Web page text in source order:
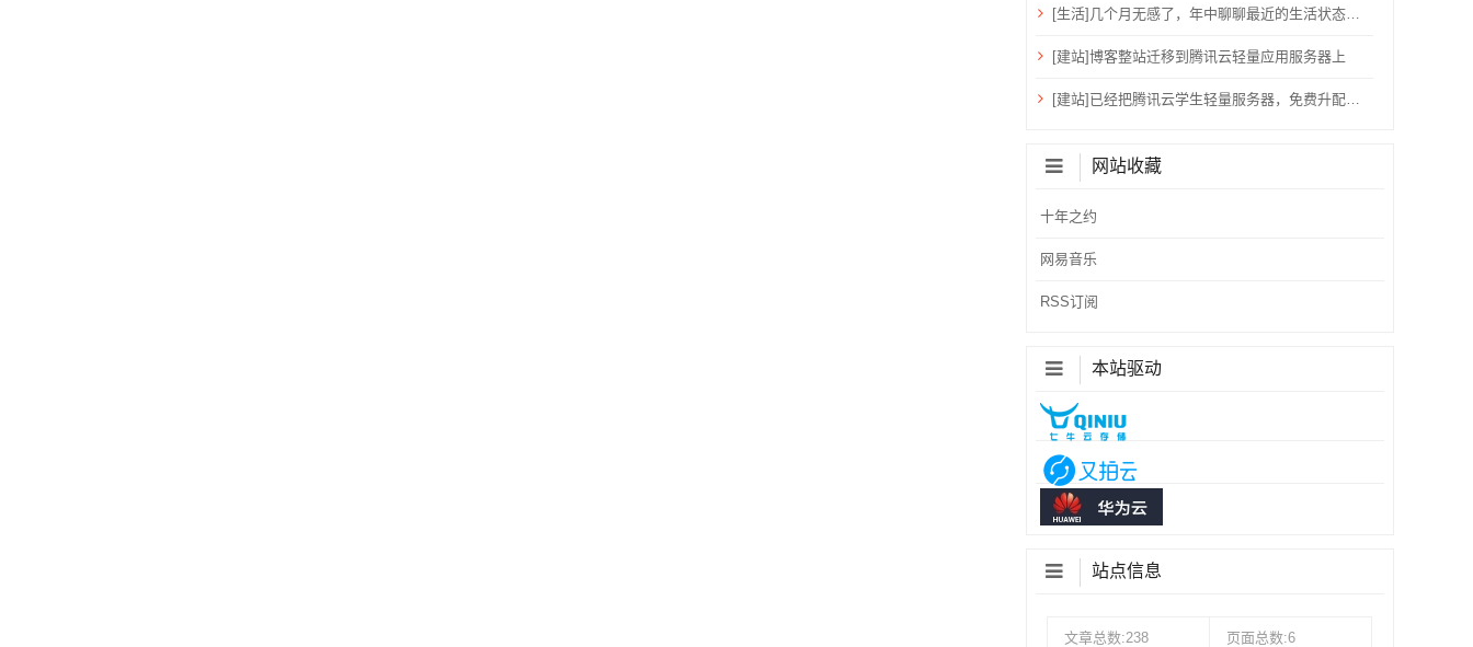
[生活]几个月无感了，年中聊聊最近的生活状态吧！
[建站]博客整站迁移到腾讯云轻量应用服务器上
[建站]已经把腾讯云学生轻量服务器，免费升配到：2核心、4G内存、6M带宽、80G硬盘、1200G流量
网站收藏
十年之约
网易音乐
RSS订阅
本站驱动
站点信息
文章总数:238 页面总数:6